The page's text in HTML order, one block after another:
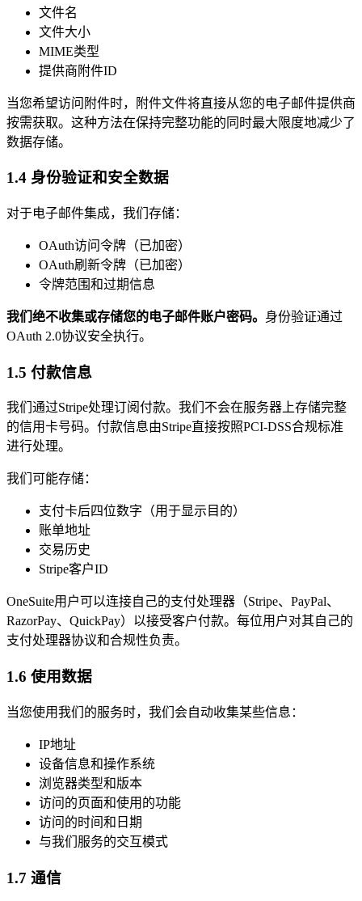
文件名
文件大小
MIME类型
提供商附件ID
当您希望访问附件时，附件文件将直接从您的电子邮件提供商
按需获取。这种方法在保持完整功能的同时最大限度地减少了
数据存储。
1.4 身份验证和安全数据
对于电子邮件集成，我们存储：
OAuth访问令牌（已加密）
OAuth刷新令牌（已加密）
令牌范围和过期信息
我们绝不收集或存储您的电子邮件账户密码。 身份验证通过
OAuth 2.0协议安全执行。
1.5 付款信息
我们通过Stripe处理订阅付款。我们不会在服务器上存储完整
的信用卡号码。付款信息由Stripe直接按照PCI-DSS合规标准
进行处理。
我们可能存储：
支付卡后四位数字（用于显示目的）
账单地址
交易历史
Stripe客户ID
OneSuite用户可以连接自己的支付处理器（Stripe、PayPal、
RazorPay、QuickPay）以接受客户付款。每位用户对其自己的
支付处理器协议和合规性负责。
1.6 使用数据
当您使用我们的服务时，我们会自动收集某些信息：
IP地址
设备信息和操作系统
浏览器类型和版本
访问的页面和使用的功能
访问的时间和日期
与我们服务的交互模式
1.7 通信